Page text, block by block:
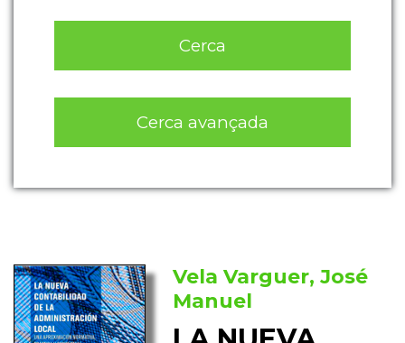
Cerca
Cerca avançada
Vela Varguer, José
Manuel